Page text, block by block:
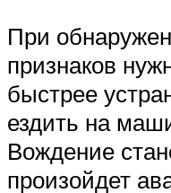
При
признаков
быстрее
ездить на
Вождение
произойдет